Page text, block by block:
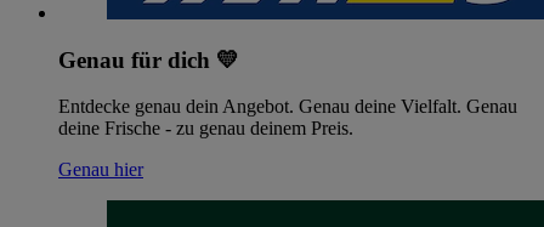
Genau für dich 💛
Entdecke genau dein Angebot. Genau deine Vielfalt. Genau
deine Frische - zu genau deinem Preis.
Genau hier